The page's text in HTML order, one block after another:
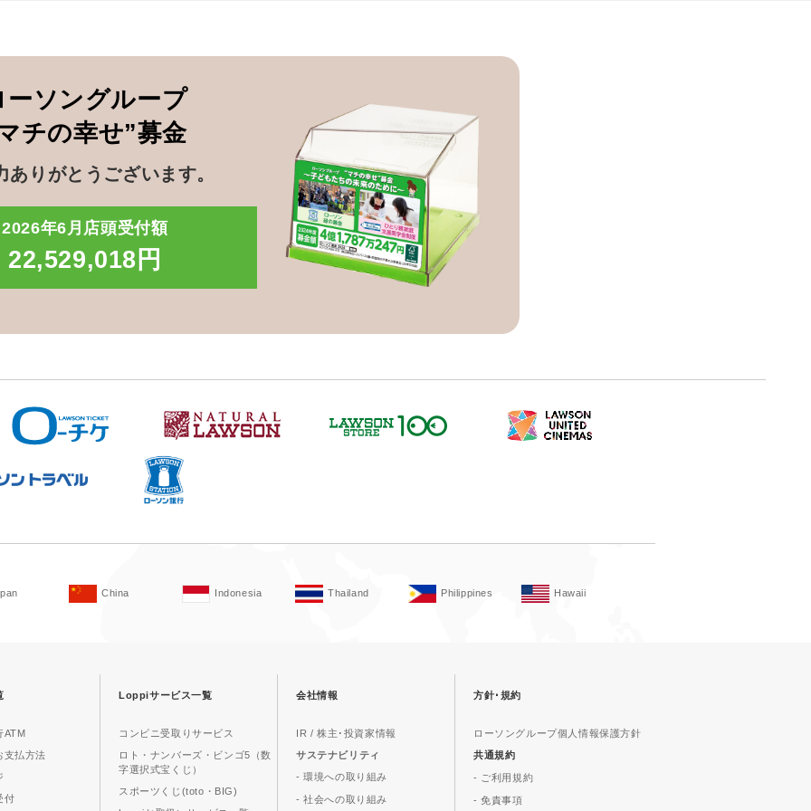
ーソングループ
チの幸せ”募金
ありがとうございます。
2026年6月店頭受付額
22,529,018円
China Indonesia Thailand Philippines Hawaii
ATM
支払方法
付
Loppiサービス一覧
コンビニ受取りサービス
ロト・ナンバーズ・ビンゴ5（数
字選択式宝くじ）
スポーツくじ(toto・BIG)
会社情報
IR / 株主･投資家情報
サステナビリティ
- 環境への取り組み
- 社会への取り組み
方針･規約
ローソングループ個人情報保護方針
共通規約
- ご利用規約
- 免責事項